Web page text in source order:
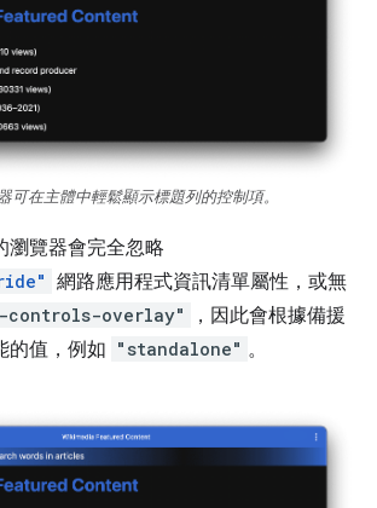
可在主體中輕鬆顯示標題列的控制項。
瀏覽器會完全忽略
網路應用程式資訊清單屬性，或無
controls-overlay"
，因此會根據備援
的值，例如 "standalone" 。